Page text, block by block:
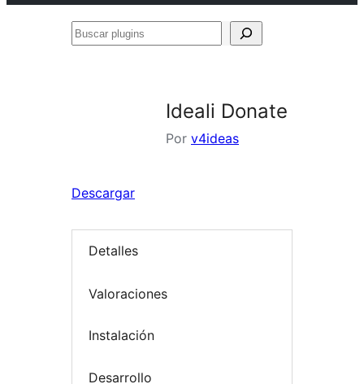
Buscar
Ideali Donate
Por v4ideas
Descargar
Detalles
Valoraciones
Instalación
Desarrollo